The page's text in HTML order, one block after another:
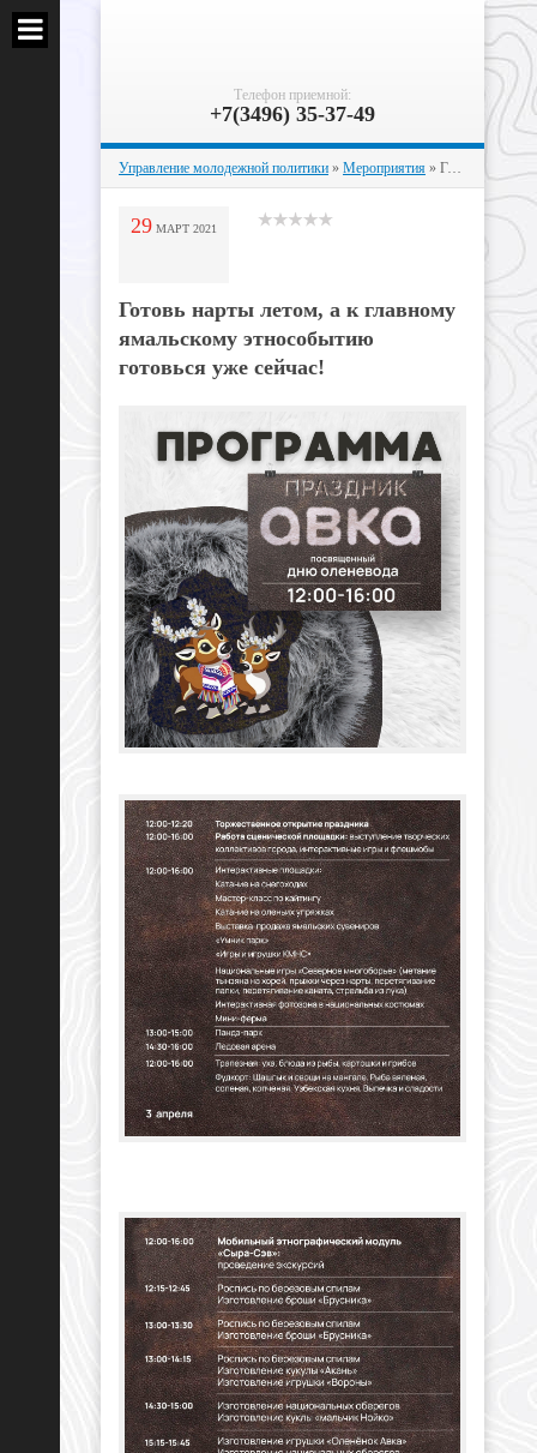
Телефон приемной:
+7(3496) 35-37-49
Управление молодежной политики » Мероприятия » Готовь нарты летом, а к главному ямальскому этнособытию готовься уже сейчас!⠀
29 МАРТ 2021
Готовь нарты летом, а к главному
ямальскому этнособытию
готовься уже сейчас!⠀